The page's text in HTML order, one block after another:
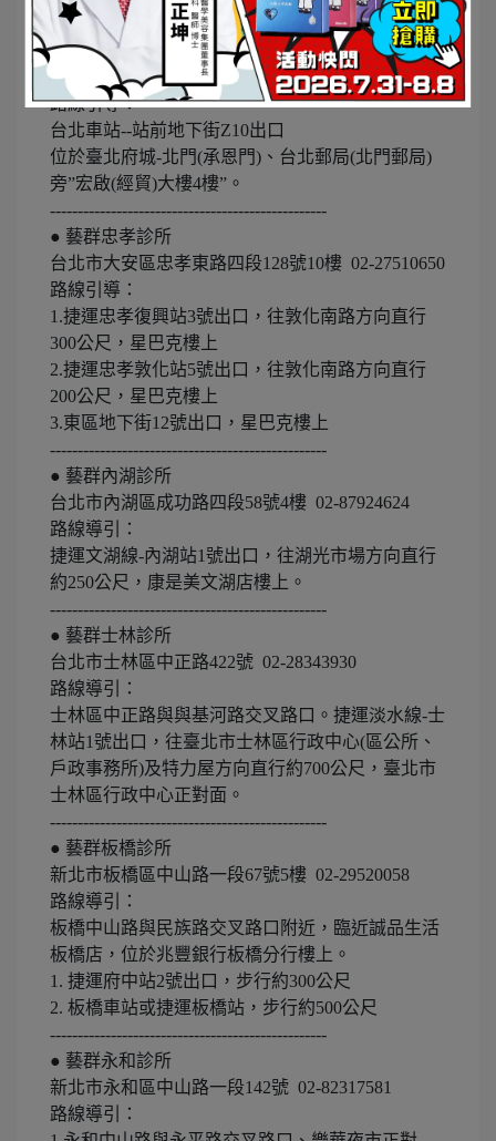
--------------------------------------------------
● 藝群台北診所(台北總部)
台北市中正區忠孝西路一段102號4樓 02-23832952
路線引導：
台北車站--站前地下街Z10出口
位於臺北府城-北門(承恩門)、台北郵局(北門郵局)
旁”宏啟(經貿)大樓4樓”。
--------------------------------------------------
● 藝群忠孝診所
台北市大安區忠孝東路四段128號10樓 02-27510650
路線引導：
1.捷運忠孝復興站3號出口，往敦化南路方向直行
300公尺，星巴克樓上
2.捷運忠孝敦化站5號出口，往敦化南路方向直行
200公尺，星巴克樓上
3.東區地下街12號出口，星巴克樓上
--------------------------------------------------
● 藝群內湖診所
台北市內湖區成功路四段58號4樓 02-87924624
路線導引：
捷運文湖線-內湖站1號出口，往湖光市場方向直行
約250公尺，康是美文湖店樓上。
--------------------------------------------------
● 藝群士林診所
台北市士林區中正路422號 02-28343930
路線導引：
士林區中正路與與基河路交叉路口。捷運淡水線-士
林站1號出口，往臺北市士林區行政中心(區公所、
戶政事務所)及特力屋方向直行約700公尺，臺北市
士林區行政中心正對面。
--------------------------------------------------
● 藝群板橋診所
新北市板橋區中山路一段67號5樓 02-29520058
路線導引：
板橋中山路與民族路交叉路口附近，臨近誠品生活
板橋店，位於兆豐銀行板橋分行樓上。
1. 捷運府中站2號出口，步行約300公尺
2. 板橋車站或捷運板橋站，步行約500公尺
--------------------------------------------------
● 藝群永和診所
新北市永和區中山路一段142號 02-82317581
路線導引：